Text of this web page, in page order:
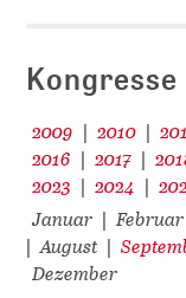
Kongresse
2009 | 2010 |
2016 | 2017 |
2023 | 2024 |
Januar | Februar
| August |
Dezember